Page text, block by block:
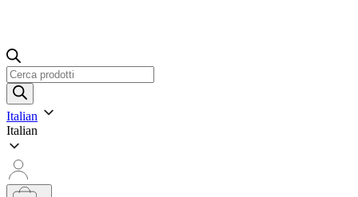
Ricerca
prodotti
Italian
Italian